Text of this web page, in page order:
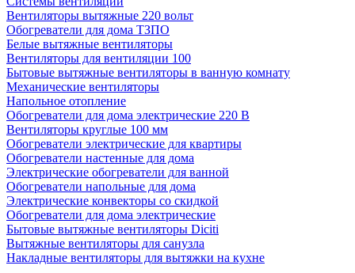
Вентиляторы вытяжные 220 вольт
Обогреватели для дома ТЗПО
Белые вытяжные вентиляторы
Вентиляторы для вентиляции 100
Бытовые вытяжные вентиляторы в ванную комнату
Механические вентиляторы
Напольное отопление
Обогреватели для дома электрические 220 В
Вентиляторы круглые 100 мм
Обогреватели электрические для квартиры
Обогреватели настенные для дома
Электрические обогреватели для ванной
Обогреватели напольные для дома
Электрические конвекторы со скидкой
Обогреватели для дома электрические
Бытовые вытяжные вентиляторы Diciti
Вытяжные вентиляторы для санузла
Накладные вентиляторы для вытяжки на кухне